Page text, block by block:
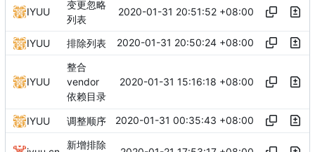
IYUU
变更忽略
列表
2020-01-31 20:51:52 +08:00
IYUU 排除列表 2020-01-31 20:50:24 +08:00
IYUU
整合
vendor
依赖目录
2020-01-31 15:16:18 +08:00
IYUU 调整顺序 2020-01-31 00:35:43 +08:00
新增排除